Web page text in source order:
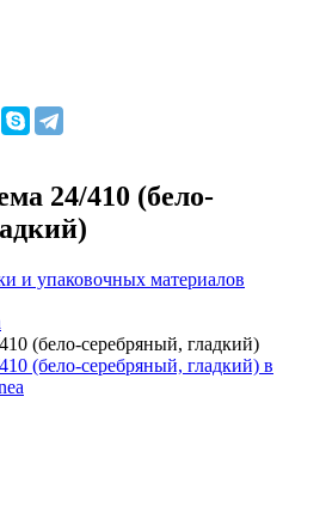
24/410 (бело-
и упаковочных материалов
(бело-серебряный, гладкий)